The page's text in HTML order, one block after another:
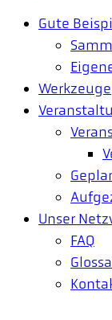
Gute
Werkzeuge
Unser
FAQ